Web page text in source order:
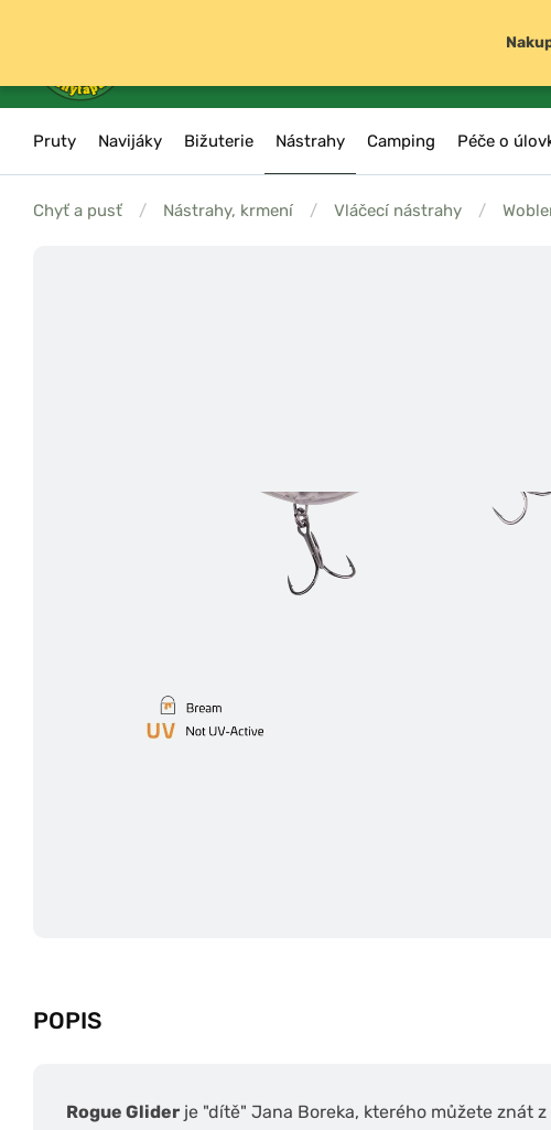
Pruty Navijáky Bižuterie Nástrahy Camping Péče o
Chyť a pusť / Nástrahy, krmení / Vláčecí nástrahy /
POPIS
Rogue Glider je "dítě" Jana Boreka, kterého můžete znát